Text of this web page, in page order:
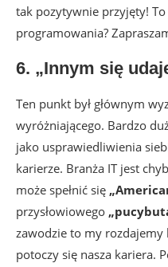
tak pozytywnie przyjęty!
programowania?
6. „Innym się
Ten punkt był głównym
wyróżniającego. Bardzo
jako usprawiedliwienia
karierze. Branża IT jest
może spełnić się
przysłowiowego
zawodzie to my
potoczy się nasza kariera.